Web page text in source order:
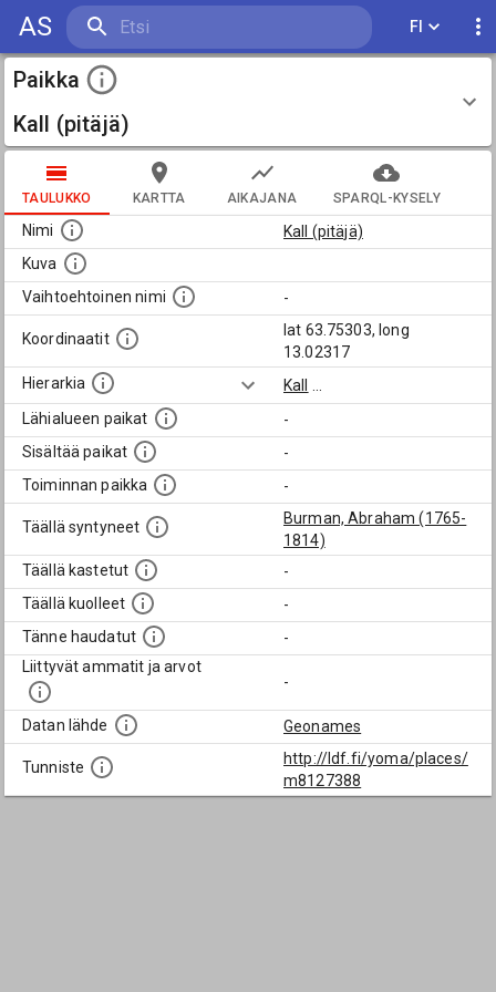
AS FI
Paikka
Kall (pitäjä)
TAULUKKO KARTTA AIKAJANA SPARQL-KYSELY
Nimi
Kall (pitäjä)
Kuva
Vaihtoehtoinen nimi
-
Koordinaatit
lat 63.75303, long
13.02317
Hierarkia
Kall
Lähialueen paikat
-
Sisältää paikat
-
Toiminnan paikka
-
Täällä syntyneet
Burman, Abraham (1765-
1814)
Täällä kastetut
-
Täällä kuolleet
-
Tänne haudatut
-
Liittyvät ammatit ja arvot
-
Datan lähde Geonames
Tunniste
http://ldf.fi/yoma/places/
m8127388